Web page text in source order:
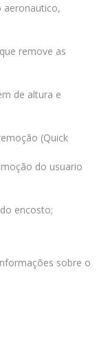
aeronautico,
remove as
de altura e
(Quick
do usuario
encosto;
sobre o